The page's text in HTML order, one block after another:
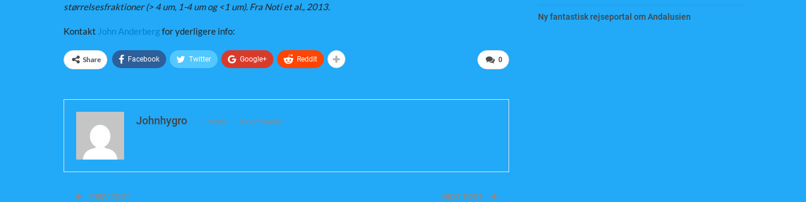
størrelsesfraktioner (> 4 um, 1-4 um og <1 um). Fra Noti et al., 2013.
Kontakt John Anderberg for yderligere info:
0
Share Facebook Twitter Google+ ReddIt
Johnhygro 1 Posts 0 Comments
PREV POST NEXT POST
Ny fantastisk rejseportal om Andalusien